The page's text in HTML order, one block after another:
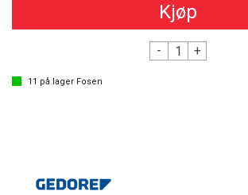
Kjøp
- +
11 på lager Fosen